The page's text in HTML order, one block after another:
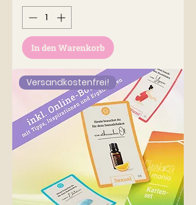
In den Warenkorb
Versandkostenfrei!